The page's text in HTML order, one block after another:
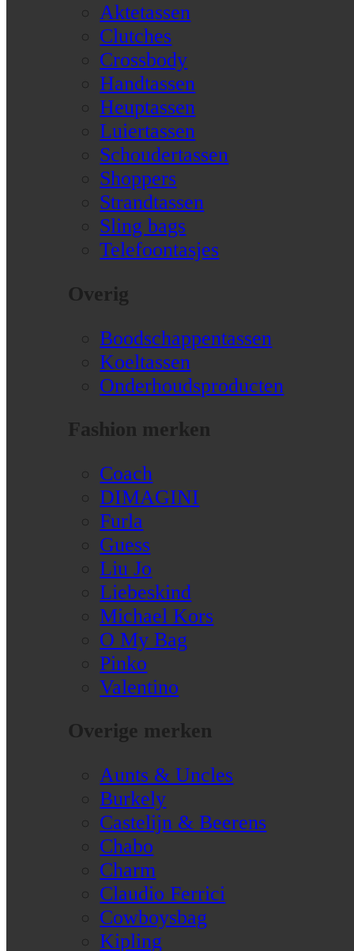
Aktetassen
Clutches
Crossbody
Handtassen
Heuptassen
Luiertassen
Schoudertassen
Shoppers
Strandtassen
Sling bags
Telefoontasjes
Overig
Boodschappentassen
Koeltassen
Onderhoudsproducten
Fashion merken
Coach
DIMAGINI
Furla
Guess
Liu Jo
Liebeskind
Michael Kors
O My Bag
Pinko
Valentino
Overige merken
Aunts & Uncles
Burkely
Castelijn & Beerens
Chabo
Charm
Claudio Ferrici
Cowboysbag
Kipling